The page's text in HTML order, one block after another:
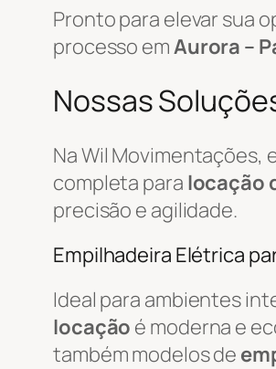
Pronto para elevar sua
processo emAurora –
Nossas
Na Wil
completa para locação
precisão e agilidade.
Empilhadeira Elétrica
Ideal para ambientes
locação é moderna e
também modelos de